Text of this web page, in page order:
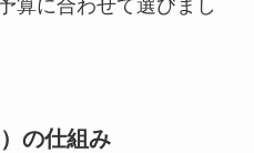
算に合わせて選びまし
の仕組み